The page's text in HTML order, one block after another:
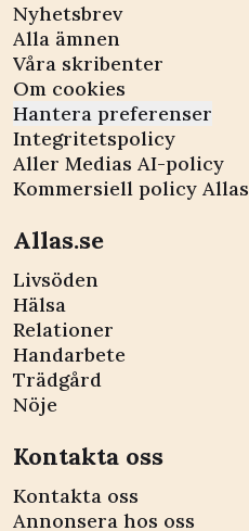
Nyhetsbrev
Alla ämnen
Våra skribenter
Om cookies
Hantera preferenser
Integritetspolicy
Aller Medias AI-policy
Kommersiell policy Allas
Allas.se
Livsöden
Hälsa
Relationer
Handarbete
Trädgård
Nöje
Kontakta oss
Kontakta oss
Annonsera hos oss